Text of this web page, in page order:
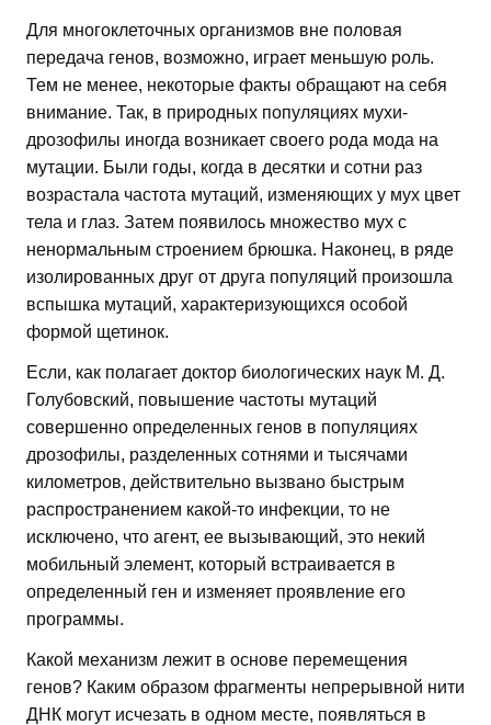
Для многоклеточных организмов вне половая
передача генов, возможно, играет меньшую роль.
Тем не менее, некоторые факты обращают на себя
внимание. Так, в природных популяциях мухи-
дрозофилы иногда возникает своего рода мода на
мутации. Были годы, когда в десятки и сотни раз
возрастала частота мутаций, изменяющих у мух цвет
тела и глаз. Затем появилось множество мух с
ненормальным строением брюшка. Наконец, в ряде
изолированных друг от друга популяций произошла
вспышка мутаций, характеризующихся особой
формой щетинок.
Если, как полагает доктор биологических наук М. Д.
Голубовский, повышение частоты мутаций
совершенно определенных генов в популяциях
дрозофилы, разделенных сотнями и тысячами
километров, действительно вызвано быстрым
распространением какой-то инфекции, то не
исключено, что агент, ее вызывающий, это некий
мобильный элемент, который встраивается в
определенный ген и изменяет проявление его
программы.
Какой механизм лежит в основе перемещения
генов? Каким образом фрагменты непрерывной нити
ДНК могут исчезать в одном месте, появляться в